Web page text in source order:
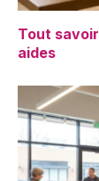
Tout
aides